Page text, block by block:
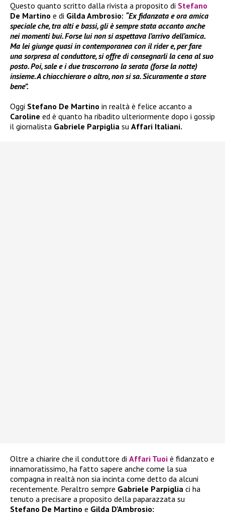
Questo quanto scritto dalla rivista a proposito di Stefano
De Martino e di Gilda Ambrosio: “Ex fidanzata e ora amica
speciale che, tra alti e bassi, gli è sempre stata accanto anche
nei momenti bui. Forse lui non si aspettava l’arrivo dell’amica.
Ma lei giunge quasi in contemporanea con il rider e, per fare
una sorpresa al conduttore, si offre di consegnarli la cena al suo
posto. Poi, sale e i due trascorrono la serata (forse la notte)
insieme. A chiacchierare o altro, non si sa. Sicuramente a stare
bene”.
Oggi Stefano De Martino in realtà è felice accanto a
Caroline ed è quanto ha ribadito ulteriormente dopo i gossip
il giornalista Gabriele Parpiglia su Affari Italiani.
Oltre a chiarire che il conduttore di Affari Tuoi è fidanzato e
innamoratissimo, ha fatto sapere anche come la sua
compagna in realtà non sia incinta come detto da alcuni
recentemente. Peraltro sempre Gabriele Parpiglia ci ha
tenuto a precisare a proposito della paparazzata su
Stefano De Martino e Gilda D’Ambrosio: